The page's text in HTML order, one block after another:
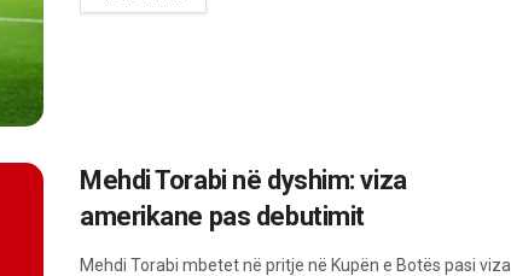
Mehdi Torabi në dyshim: viza
amerikane pas debutimit
Mehdi Torabi mbetet në pritje në Kupën e Botës pasi viza